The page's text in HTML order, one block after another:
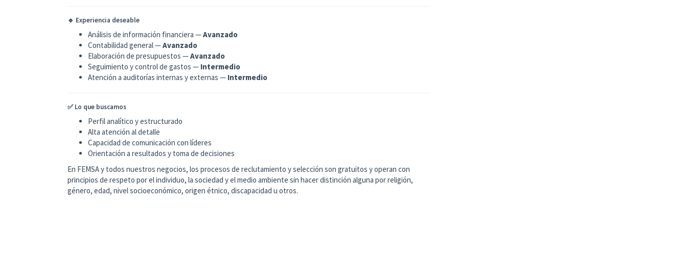
🔹 Experiencia deseable
Análisis de información financiera —Avanzado
Contabilidad general —Avanzado
Elaboración de presupuestos —Avanzado
Seguimiento y control de gastos — Intermedio
Atención a auditorías internas y externas — Intermedio
✅ Lo que buscamos
Perfil analítico y estructurado
Alta atención al detalle
Capacidad de comunicación con líderes
Orientación a resultados y toma de decisiones
En FEMSA y todos nuestros negocios, los procesos de reclutamiento y selección son gratuitos y operan con
principios de respeto por el individuo, la sociedad y el medio ambiente sin hacer distinción alguna por religión,
género, edad, nivel socioeconómico, origen étnico, discapacidad u otros.